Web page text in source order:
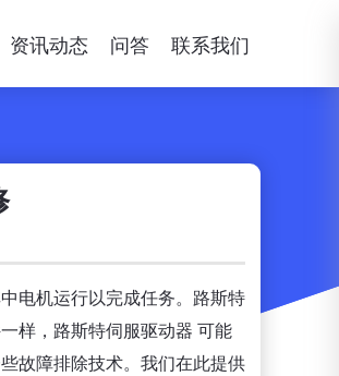
资讯动态 问答 联系我们
电机运行以完成任务。路斯特
样，路斯特伺服驱动器 可能
故障排除技术。我们在此提供